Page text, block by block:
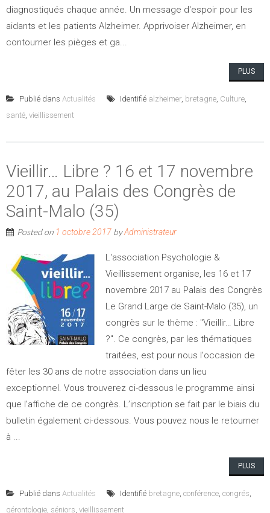
diagnostiqués chaque année. Un message d'espoir pour les
aidants et les patients Alzheimer. Apprivoiser Alzheimer, en
contourner les pièges et ga...
PLUS
Publié dans Actualités Identifié alzheimer, bretagne, Culture,
santé, vieillissement
Vieillir… Libre ? 16 et 17 novembre
2017, au Palais des Congrès de
Saint-Malo (35)
Posted on 1 octobre 2017 byAdministrateur
L'association Psychologie &
Vieillissement organise, les 16 et 17
novembre 2017 au Palais des Congrès
Le Grand Large de Saint-Malo (35), un
congrès sur le thème : "Vieillir… Libre
?". Ce congrès, par les thématiques
traitées, est pour nous l'occasion de
fêter les 30 ans de notre association dans un lieu
exceptionnel. Vous trouverez ci-dessous le programme ainsi
que l'affiche de ce congrès. L’inscription se fait par le biais du
bulletin également ci-dessous. Vous pouvez nous le retourner
à ...
PLUS
Publié dans Actualités Identifié bretagne, conférence, congrés,
gérontologie, séniors, vieillissement